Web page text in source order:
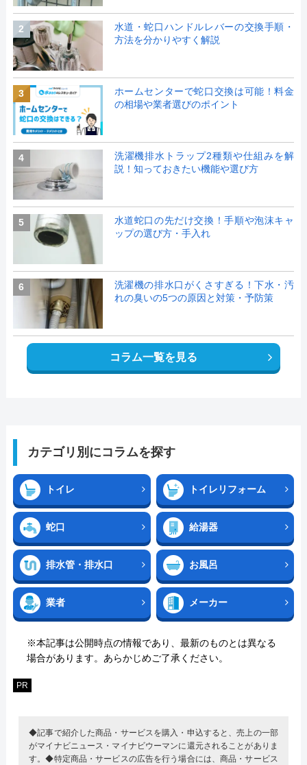
2
水道・蛇口ハンドルレバーの交換手順・
方法を分かりやすく解説
3
ホームセンターで蛇口交換は可能！料金
の相場や業者選びのポイント
4
洗濯機排水トラップ2種類や仕組みを解
説！知っておきたい機能や選び方
5
水道蛇口の先だけ交換！手順や泡沫キャ
ップの選び方・手入れ
6
洗濯機の排水口がくさすぎる！下水・汚
れの臭いの5つの原因と対策・予防策
コラム一覧を見る
カテゴリ別にコラムを探す
トイレ トイレリフォーム
蛇口 給湯器
排水管・排水口 お風呂
業者 メーカー
※本記事は公開時点の情報であり、最新のものとは異なる
場合があります。あらかじめご了承ください。
PR
◆記事で紹介した商品・サービスを購入・申込すると、売上の一部
がマイナビニュース・マイナビウーマンに還元されることがありま
す。◆特定商品・サービスの広告を行う場合には、商品・サービス